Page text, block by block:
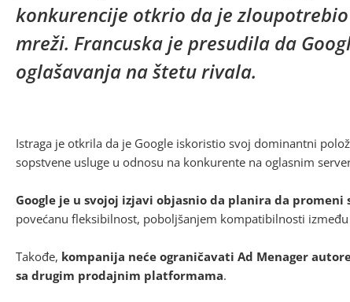
konkurencije otkrio da je
mreži. Francuska je presudila da
oglašavanja na štetu rivala.
Istraga je otkrila da je Google iskoristio svoj dominantni
sopstvene usluge u odnosu na konkurente na oglasnim
Google je u svojoj izjavi objasnio da planira da promeni
povećanu fleksibilnost, poboljšanjem kompatibilnosti
Takođe, kompanija neće ograničavati Ad Menager
sa drugim prodajnim platformama.